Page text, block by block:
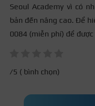
Seoul Academy vì có
bản đến nâng cao. Để
0084 (miễn phí) để được
/5 ( bình chọn)